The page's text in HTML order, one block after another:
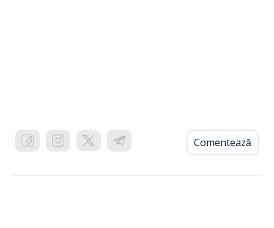
Comentează